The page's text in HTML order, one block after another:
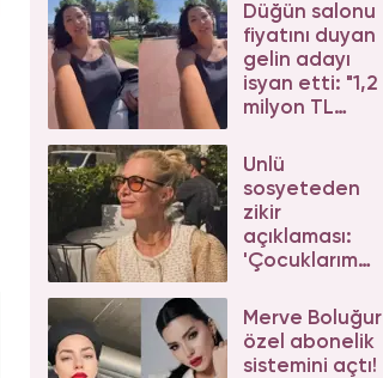
Düğün salonu
fiyatını duyan
gelin adayı
isyan etti: "1,2
milyon TL
Ünlü
sosyeteden
zikir
açıklaması:
'Çocuklarım
diyerek gelen
eleştirilere
yanıt verdi
Merve Boluğur
özel abonelik
sistemini açtı!